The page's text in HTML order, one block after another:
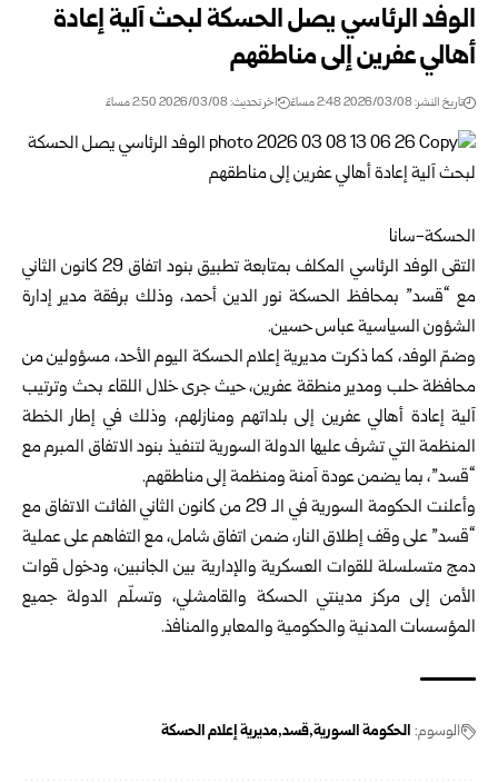
الوفد الرئاسي يصل الحسكة لبحث آلية إعادة
أهالي عفرين إلى مناطقهم
تاريخ النشر: 2026/03/08 2:48 مساءً اخر تحديث: 2026/03/08 2:50 مساءً
الحسكة-سانا
التقى الوفد الرئاسي المكلف بمتابعة تطبيق بنود اتفاق 29 كانون الثاني
مع “قسد” بمحافظ الحسكة نور الدين أحمد، وذلك برفقة مدير إدارة
الشؤون السياسية عباس حسين.
وضمّ الوفد، كما ذكرت مديرية إعلام الحسكة اليوم الأحد، مسؤولين من
محافظة حلب ومدير منطقة عفرين، حيث جرى خلال اللقاء بحث وترتيب
آلية إعادة أهالي عفرين إلى بلداتهم ومنازلهم، وذلك في إطار الخطة
المنظمة التي تشرف عليها الدولة السورية لتنفيذ بنود الاتفاق المبرم مع
“قسد”، بما يضمن عودة آمنة ومنظمة إلى مناطقهم.
وأعلنت الحكومة السورية في الـ 29 من كانون الثاني الفائت الاتفاق مع
“قسد” على وقف إطلاق النار، ضمن اتفاق شامل، مع التفاهم على عملية
دمج متسلسلة للقوات العسكرية والإدارية بين الجانبين، ودخول قوات
الأمن إلى مركز مدينتي الحسكة والقامشلي، وتسلّم الدولة جميع
المؤسسات المدنية والحكومية والمعابر والمنافذ.
الوسوم: الحكومة السورية قسد مديرية إعلام الحسكة